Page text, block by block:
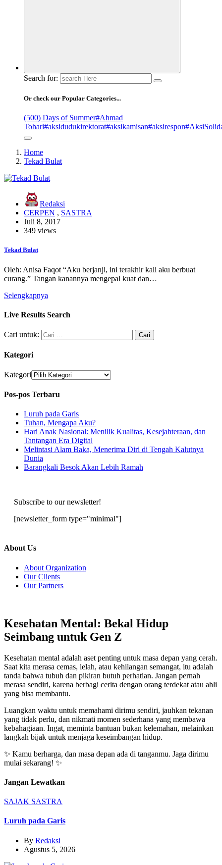
Search for:
Or check our Popular Categories...
(500) Days of Summer#Ahmad
Tohari#aksidudukirektorat#aksikamisan#aksirespon
Home
Tekad Bulat
Redaksi
CERPEN , SASTRA
Juli 8, 2017
349 views
Tekad Bulat
Oleh: Anisa Faqot “Aku berjanji, ini terakhir kali aku berbuat
curang.” Tangan kanannya mengepal kuat dan…
Selengkapnya
Live Results Search
Cari untuk:
Kategori
Kategori
Pos-pos Terbaru
Luruh pada Garis
Tuhan, Mengapa Aku?
Hari Anak Nasional: Menilik Kualitas, Kesejahteraan, dan
Tantangan Era Digital
Melintasi Alam Baka, Menerima Diri di Tengah Kalutnya
Dunia
Barangkali Besok Akan Lebih Ramah
Subscribe to our newsletter!
[newsletter_form type="minimal"]
About Us
About Organization
Our Clients
Our Partners
Kesehatan Mental: Bekal Hidup
Seimbang untuk Gen Z
Kesehatan mental adalah aset penting untuk masa depan yang cerah.
Saat kita merasa cemas, lelah, atau kehilangan semangat, itu adalah
tanda bahwa tubuh dan pikiran butuh perhatian. Jangan pernah
merasa sendiri, karena berbagi cerita dengan orang terdekat atau ahli
yang bisa membantu.
Luangkan waktu untuk memahami dirimu sendiri, jauhkan tekanan
yang tidak perlu, dan nikmati momen sederhana yang membawa
kebahagiaan. Ingat, meminta bantuan bukan kelemahan, melainkan
langkah bijak untuk menjaga keseimbangan hidup.
✨ Kamu berharga, dan masa depan ada di tanganmu. Jaga dirimu
mulai sekarang! ✨
Jangan Lewatkan
SAJAK SASTRA
Luruh pada Garis
By Redaksi
Agustus 5, 2026